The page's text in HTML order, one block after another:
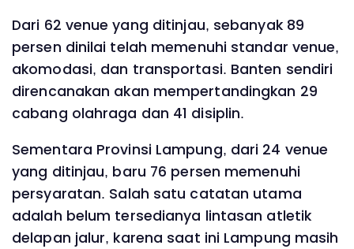
Dari 62 venue yang ditinjau, sebanyak 89
persen dinilai telah memenuhi standar venue,
akomodasi, dan transportasi. Banten sendiri
direncanakan akan mempertandingkan 29
cabang olahraga dan 41 disiplin.
Sementara Provinsi Lampung, dari 24 venue
yang ditinjau, baru 76 persen memenuhi
persyaratan. Salah satu catatan utama
adalah belum tersedianya lintasan atletik
delapan jalur, karena saat ini Lampung masih